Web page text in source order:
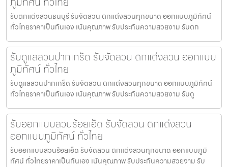
รับตกแต่งสวนธนบุรี รับจัดสวน ตกแต่งสวนทุกขนาด ออกแบบภูมิทัศน์
ทั่วไทยราคาเป็นกันเอง เน้นคุณภาพ รับประกันความสวยงาม รับตก
รับดูแลสวนปากเกร็ด รับจัดสวน ตกแต่งสวน ออกแบบ
ภูมิทัศน์ ทั่วไทย
รับดูแลสวนปากเกร็ด รับจัดสวน ตกแต่งสวนทุกขนาด ออกแบบภูมิทัศน์
ทั่วไทยราคาเป็นกันเอง เน้นคุณภาพ รับประกันความสวยงาม รับดู
รับออกแบบสวนร้อยเอ็ด รับจัดสวน ตกแต่งสวน
ออกแบบภูมิทัศน์ ทั่วไทย
รับออกแบบสวนร้อยเอ็ด รับจัดสวน ตกแต่งสวนทุกขนาด ออกแบบภูมิ
ทัศน์ ทั่วไทยราคาเป็นกันเอง เน้นคุณภาพ รับประกันความสวยงาม รับ